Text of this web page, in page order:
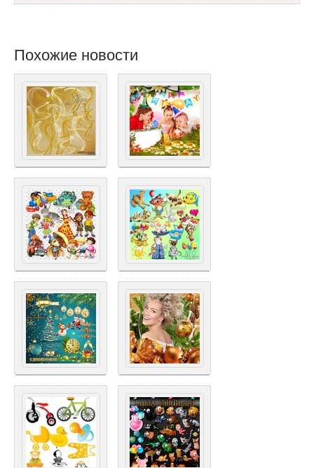
Похожие новости